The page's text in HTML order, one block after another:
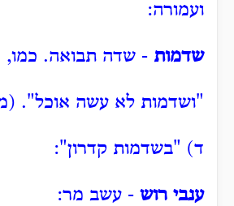
ועמורה:
שדמות - שדה תבואה. כמו,
"ושדמות לא עשה אוכל".
ד) "בשדמות קדרון":
ענבי רוש - עשב מר: